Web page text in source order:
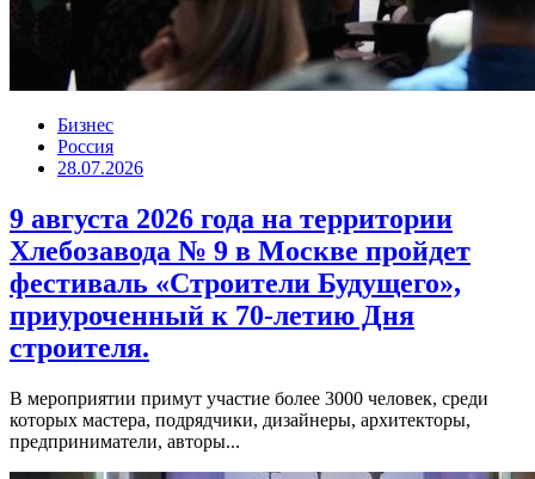
Бизнес
Россия
28.07.2026
9 августа 2026 года на территории
Хлебозавода № 9 в Москве пройдет
фестиваль «Строители Будущего»,
приуроченный к 70-летию Дня
строителя.
В мероприятии примут участие более 3000 человек, среди
которых мастера, подрядчики, дизайнеры, архитекторы,
предприниматели, авторы...